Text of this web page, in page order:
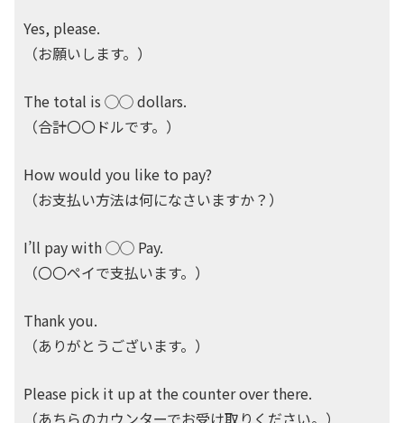
Yes, please.
（お願いします。）
The total is ◯◯ dollars.
（合計〇〇ドルです。）
How would you like to pay?
（お支払い方法は何になさいますか？）
I’ll pay with ◯◯ Pay.
（〇〇ペイで支払います。）
Thank you.
（ありがとうございます。）
Please pick it up at the counter over there.
（あちらのカウンターでお受け取りください。）